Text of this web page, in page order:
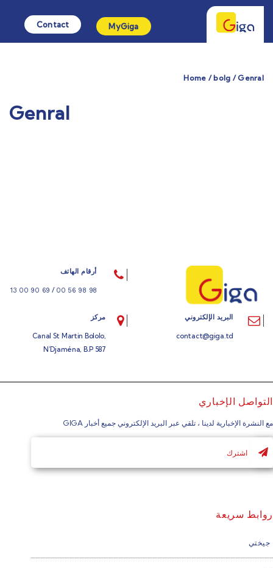
MyGiga
Contact
Home / bolg / Genral
Genral
أرقام الهاتف
98 98 56 00
/
69 90 00 13
البريد الإلكتروني
contact@giga.td
مركز
Canal St Martin Bololo,
N’Djaména, B.P 587
التواصل الإخباري
مع النشرة الإخبارية لدينا ، تلقي عبر البريد الإلكتروني جميع أخبار GIGA
روابط سريعة
جيختي